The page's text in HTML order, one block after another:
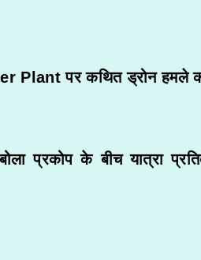
Plantपर कथित ड्रोन हमले
प्रकोप के बीच यात्रा